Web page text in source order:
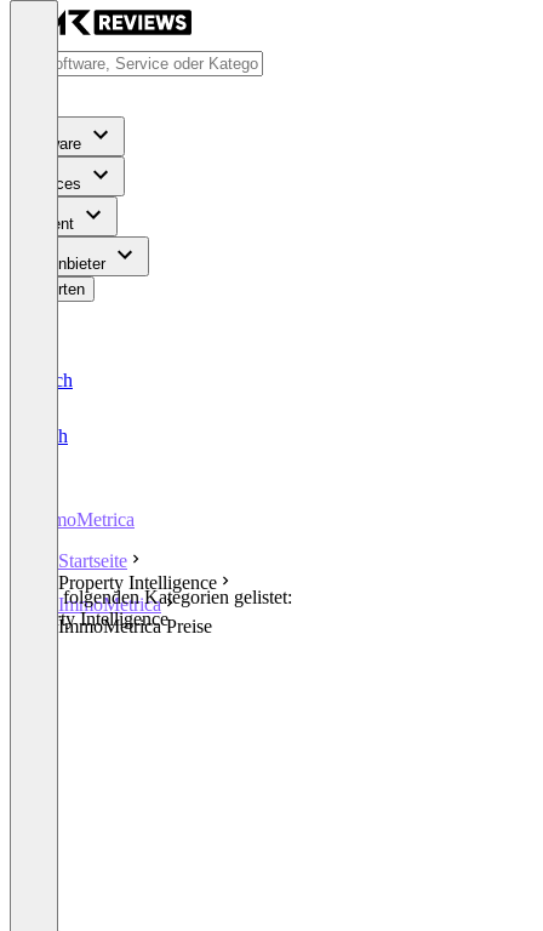
Software
Services
Content
Für Anbieter
Bewerten
Deutsch
English
ImmoMetrica
Startseite
Property Intelligence
ImmoMetrica
ImmoMetrica Preise
In den folgenden Kategorien gelistet:
Property Intelligence